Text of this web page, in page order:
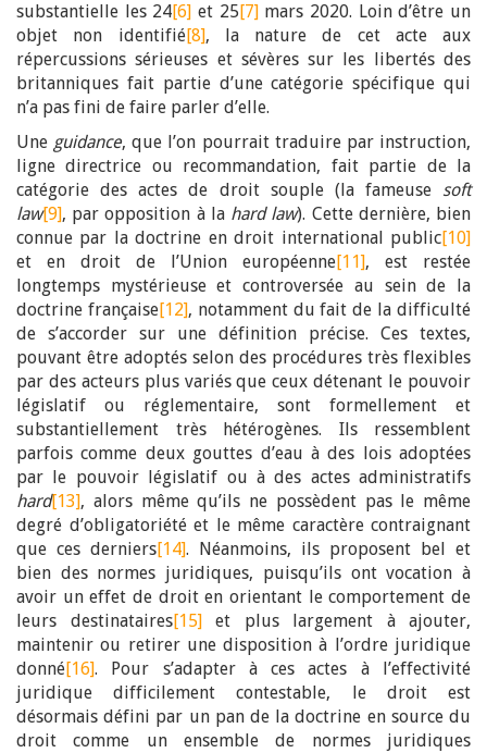
substantielle les 24[6] et 25[7] mars 2020. Loin d’être un
objet non identifié[8], la nature de cet acte aux
répercussions sérieuses et sévères sur les libertés des
britanniques fait partie d’une catégorie spécifique qui
n’a pas fini de faire parler d’elle.
Une guidance, que l’on pourrait traduire par instruction,
ligne directrice ou recommandation, fait partie de la
catégorie des actes de droit souple (la fameuse soft
law[9], par opposition à lahard law). Cette dernière, bien
connue par la doctrine en droit international public[10]
et en droit de l’Union européenne[11], est restée
longtemps mystérieuse et controversée au sein de la
doctrine française[12], notamment du fait de la difficulté
de s’accorder sur une définition précise. Ces textes,
pouvant être adoptés selon des procédures très flexibles
par des acteurs plus variés que ceux détenant le pouvoir
législatif ou réglementaire, sont formellement et
substantiellement très hétérogènes. Ils ressemblent
parfois comme deux gouttes d’eau à des lois adoptées
par le pouvoir législatif ou à des actes administratifs
hard[13], alors même qu’ils ne possèdent pas le même
degré d’obligatoriété et le même caractère contraignant
que ces derniers[14]. Néanmoins, ils proposent bel et
bien des normes juridiques, puisqu’ils ont vocation à
avoir un effet de droit en orientant le comportement de
leurs destinataires[15] et plus largement à ajouter,
maintenir ou retirer une disposition à l’ordre juridique
donné[16]. Pour s’adapter à ces actes à l’effectivité
juridique difficilement contestable, le droit est
désormais défini par un pan de la doctrine en source du
droit comme un ensemble de normes juridiques